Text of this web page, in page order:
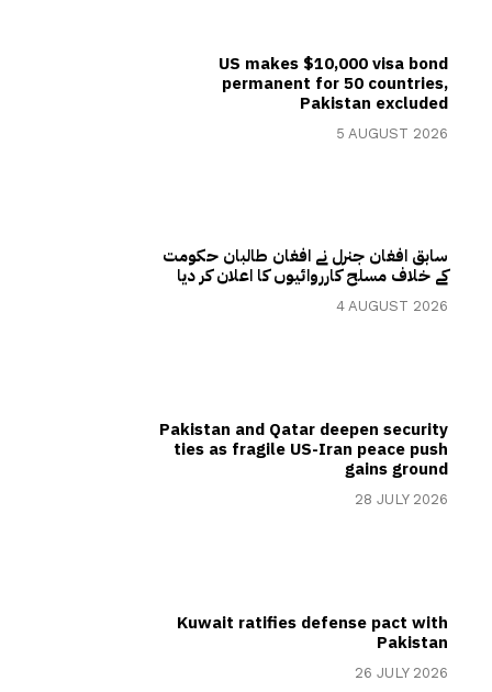
US makes $10,000 visa bond
permanent for 50 countries,
Pakistan excluded
5 AUGUST 2026
سابق افغان جنرل نے افغان طالبان حکومت
کے خلاف مسلح کارروائیوں کا اعلان کر دیا
4 AUGUST 2026
Pakistan and Qatar deepen security
ties as fragile US-Iran peace push
gains ground
28 JULY 2026
Kuwait ratifies defense pact with
Pakistan
26 JULY 2026